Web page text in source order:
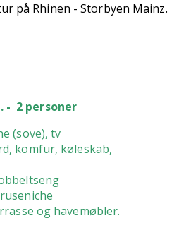
på Rhinen - Storbyen Mainz.
- 2 personer
(sove), tv
komfur, køleskab,
og havemøbler.